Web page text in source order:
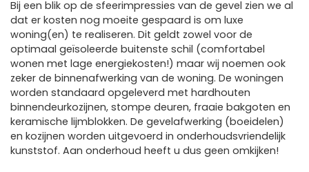
Bij een blik op de sfeerimpressies van de gevel zien we al
dat er kosten nog moeite gespaard is om luxe
woning(en) te realiseren. Dit geldt zowel voor de
optimaal geïsoleerde buitenste schil (comfortabel
wonen met lage energiekosten!) maar wij noemen ook
zeker de binnenafwerking van de woning. De woningen
worden standaard opgeleverd met hardhouten
binnendeurkozijnen, stompe deuren, fraaie bakgoten en
keramische lijmblokken. De gevelafwerking (boeidelen)
en kozijnen worden uitgevoerd in onderhoudsvriendelijk
kunststof. Aan onderhoud heeft u dus geen omkijken!